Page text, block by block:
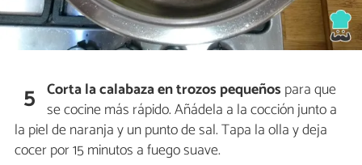
5 Corta la calabaza en trozos pequeños para que
se cocine más rápido. Añádela a la cocción junto a
la piel de naranja y un punto de sal. Tapa la olla y deja
cocer por 15 minutos a fuego suave.